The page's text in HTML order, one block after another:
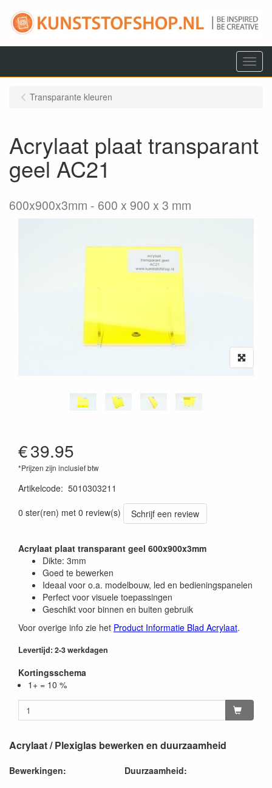
Menu
Transparante kleuren
Acrylaat plaat transparant
geel AC21
600x900x3mm 600 x 900 x 3 mm
€39.95
*Prijzen zijn inclusief btw
Artikelcode: 5010303211
0 ster(ren) met 0 review(s)
Schrijf een review
Acrylaat plaat transparant geel 600x900x3mm
Dikte: 3mm
Goed te bewerken
Ideaal voor o.a. modelbouw, led en bedieningspanelen
Perfect voor visuele toepassingen
Geschikt voor binnen en buiten gebruik
Voor overige info zie het Product Informatie Blad Acrylaat.
Levertijd: 2-3 werkdagen
Kortingsschema
1+ = 10 %
Acrylaat / Plexiglas bewerken en duurzaamheid
Bewerkingen:
Duurzaamheid: